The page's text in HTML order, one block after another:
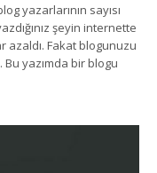
yazarlarının sayısı
şeyin internette
azaldı. Fakat blogunuzu
yazımda bir blogu